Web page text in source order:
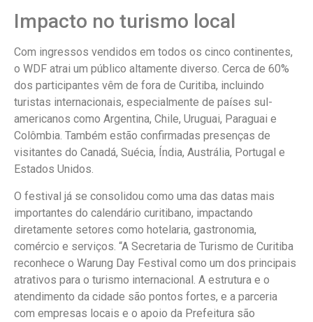
Impacto no turismo local
Com ingressos vendidos em todos os cinco continentes,
o WDF atrai um público altamente diverso. Cerca de 60%
dos participantes vêm de fora de Curitiba, incluindo
turistas internacionais, especialmente de países sul-
americanos como Argentina, Chile, Uruguai, Paraguai e
Colômbia. Também estão confirmadas presenças de
visitantes do Canadá, Suécia, Índia, Austrália, Portugal e
Estados Unidos.
O festival já se consolidou como uma das datas mais
importantes do calendário curitibano, impactando
diretamente setores como hotelaria, gastronomia,
comércio e serviços. “A Secretaria de Turismo de Curitiba
reconhece o Warung Day Festival como um dos principais
atrativos para o turismo internacional. A estrutura e o
atendimento da cidade são pontos fortes, e a parceria
com empresas locais e o apoio da Prefeitura são